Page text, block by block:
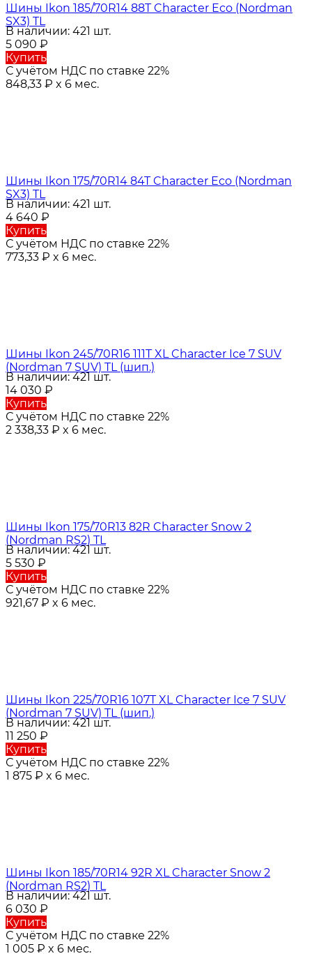
Шины Ikon 185/70R14 88T Character Eco (Nordman
SX3) TL
В наличии: 421 шт.
5 090 ₽
Купить
С учётом НДС по ставке 22%
848,33 ₽ x 6 мес.
Шины Ikon 175/70R14 84T Character Eco (Nordman
SX3) TL
В наличии: 421 шт.
4 640 ₽
Купить
С учётом НДС по ставке 22%
773,33 ₽ x 6 мес.
Шины Ikon 245/70R16 111T XL Character Ice 7 SUV
(Nordman 7 SUV) TL (шип.)
В наличии: 421 шт.
14 030 ₽
Купить
С учётом НДС по ставке 22%
2 338,33 ₽ x 6 мес.
Шины Ikon 175/70R13 82R Character Snow 2
(Nordman RS2) TL
В наличии: 421 шт.
5 530 ₽
Купить
С учётом НДС по ставке 22%
921,67 ₽ x 6 мес.
Шины Ikon 225/70R16 107T XL Character Ice 7 SUV
(Nordman 7 SUV) TL (шип.)
В наличии: 421 шт.
11 250 ₽
Купить
С учётом НДС по ставке 22%
1 875 ₽ x 6 мес.
Шины Ikon 185/70R14 92R XL Character Snow 2
(Nordman RS2) TL
В наличии: 421 шт.
6 030 ₽
Купить
С учётом НДС по ставке 22%
1 005 ₽ x 6 мес.